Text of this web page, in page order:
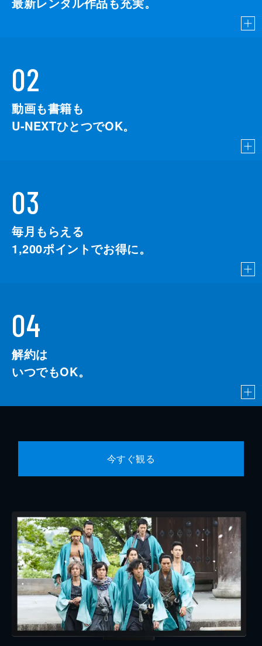
02
動画も書籍も
U-NEXTひとつでOK。
03
毎月もらえる
1,200ポイントでお得に。
04
解約は
いつでもOK。
今すぐ観る